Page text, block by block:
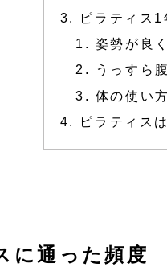
ピラティス
姿勢が良
うっすら
体の使い
ピラティス
に通った頻度